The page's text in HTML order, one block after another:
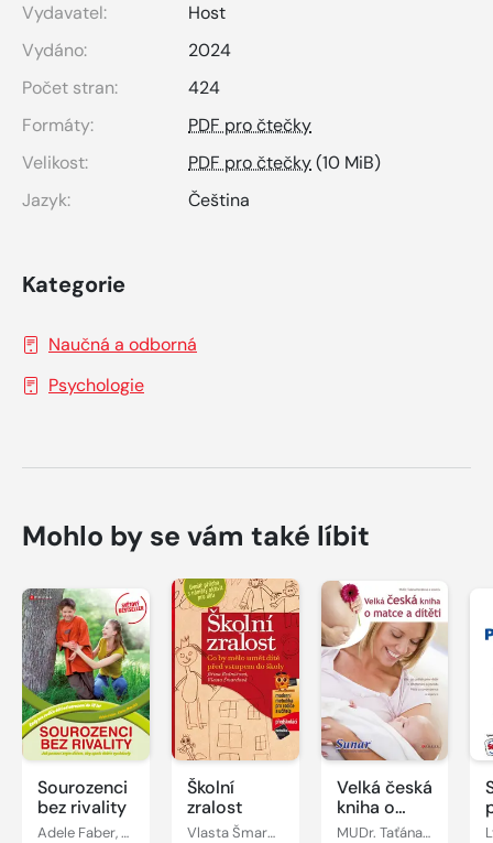
Vydavatel:
Host
Vydáno:
2024
Počet stran:
424
Formáty:
PDF pro čtečky
Velikost:
PDF pro čtečky(10 MiB)
Jazyk:
Čeština
Kategorie
Naučná a odborná
Psychologie
Mohlo by se vám také líbit
Sourozenci
bez rivality
Adele Faber, Elaine Mazlish
Školní
zralost
Vlasta Šmardová, Jiřina Bednářová
Velká česká
kniha o
matce a
MUDr. Taťána Hanáková